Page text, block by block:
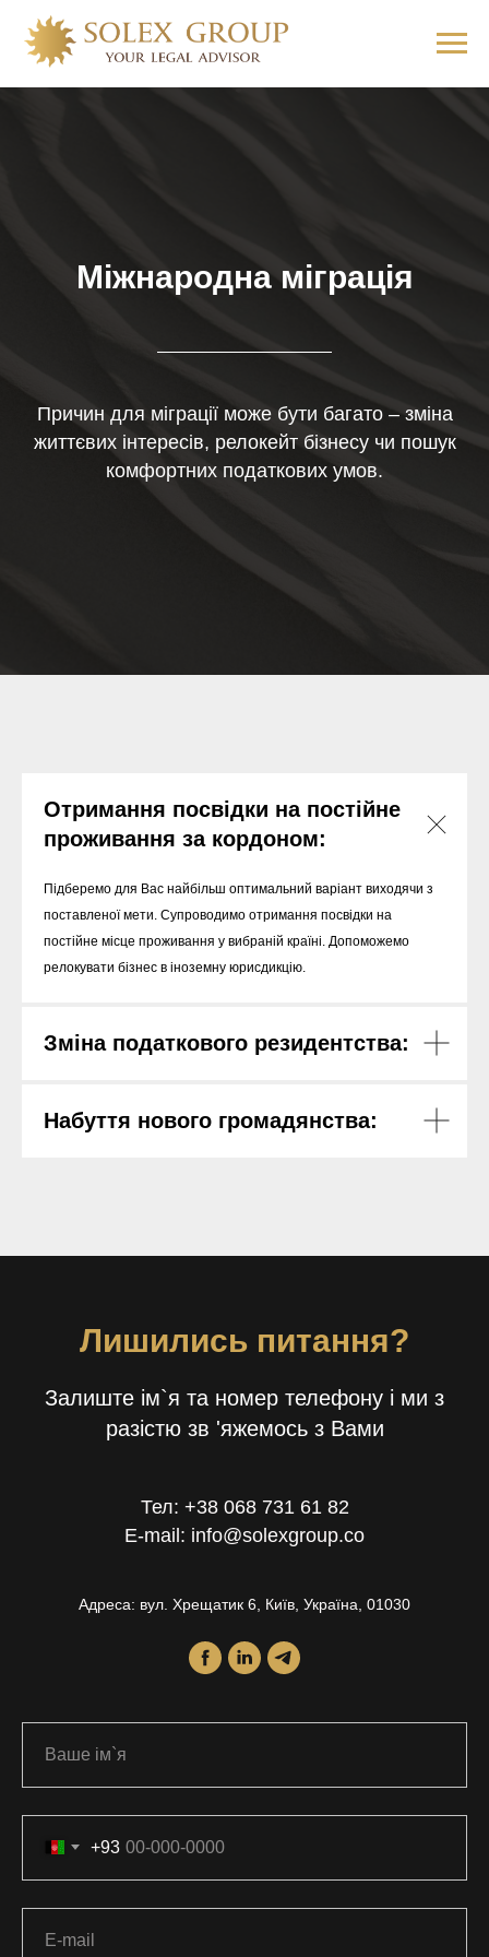
Міжнародна міграція
Причин для міграції може бути багато – зміна
життєвих інтересів, релокейт бізнесу чи пошук
комфортних податкових умов.
Отримання посвідки на постійне
проживання за кордоном:
Підберемо для Вас найбільш оптимальний варіант виходячи з
поставленої мети. Супроводимо отримання посвідки на
постійне місце проживання у вибраній країні. Допоможемо
релокувати бізнес в іноземну юрисдикцію.
Зміна податкового резидентства:
Набуття нового громадянства:
Лишились питання?
Залиште ім`я та номер телефону і ми з
разістю зв 'яжемось з Вами
Тел: +38 068 731 61 82
E-mail: info@solexgroup.co
Адреса: вул. Хрещатик 6, Київ, Україна, 01030
+93